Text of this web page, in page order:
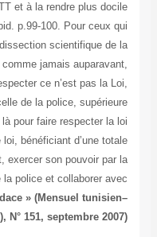
et à la rendre plus docile
p.99-100. Pour ceux qui
scientifique de la
jamais auparavant,
ce n’est pas la Loi,
de la police, supérieure
pour faire respecter la loi
bénéficiant d’une totale
exercer son pouvoir par la
police et collaborer avec
» (Mensuel tunisien–
N° 151, septembre 2007)